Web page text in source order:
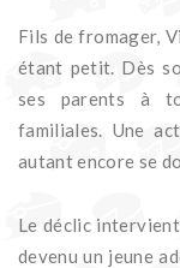
Fils de fromager,
étant petit. Dès
ses parents à
familiales. Une
autant encore se
Le déclic
devenu un jeune